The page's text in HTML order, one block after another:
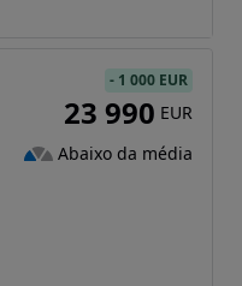
- 1 000 EUR
23 990 EUR
Abaixo da média